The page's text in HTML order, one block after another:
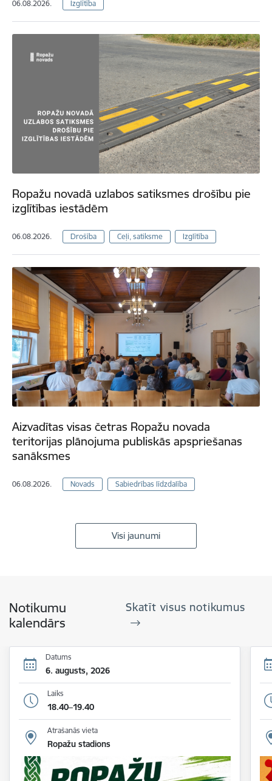
06.08.2026. Izglītība
Ropažu novadā uzlabos satiksmes drošību pie
izglītības iestādēm
06.08.2026. Drošība Ceļi, satiksme Izglītība
Aizvadītas visas četras Ropažu novada
teritorijas plānojuma publiskās apspriešanas
sanāksmes
06.08.2026. Novads Sabiedrības līdzdalība
Visi jaunumi
Notikumu
kalendārs
Skatīt visus notikumus
Datums
6. augusts, 2026
Laiks
18.40–19.40
Atrašanās vieta
Ropažu stadions